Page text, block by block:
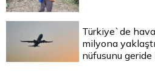
Türkiye`de
milyona
nüfusunu geride